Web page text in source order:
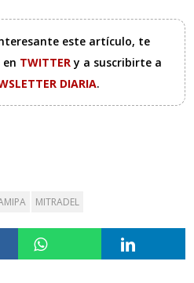
este artículo, te
TWITTERy a suscribirte a
DIARIA.
MITRADEL